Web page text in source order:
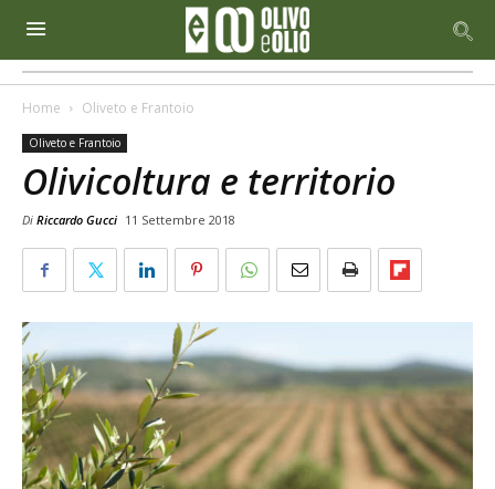
Home Oliveto e Frantoio
Oliveto e Frantoio
Olivicoltura e territorio
Di Riccardo Gucci 11 Settembre 2018